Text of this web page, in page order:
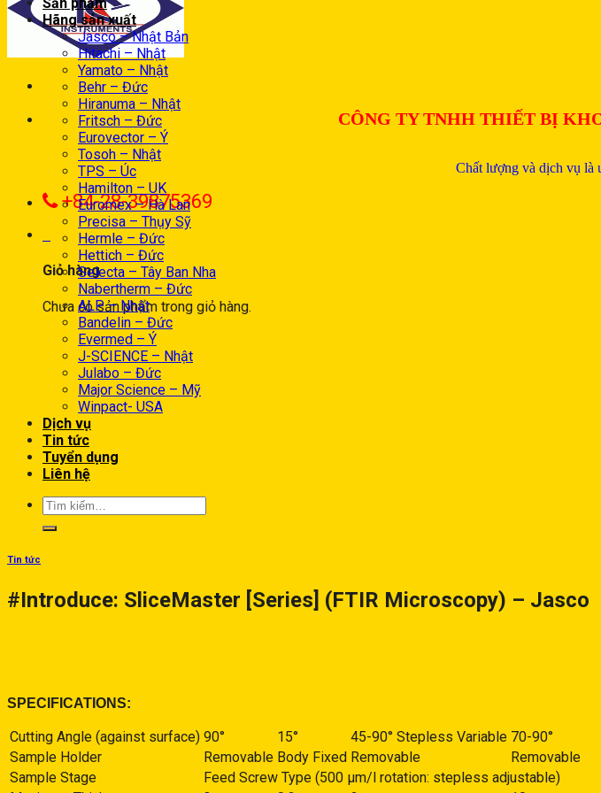
CÔNG TY TNHH THIẾT BỊ
Chất lượng và dịch vụ là
+84-28-39875369
Giỏ hàng
Chưa có sản phẩm trong giỏ hàng.
Hãng sản xuất
Jasco – Nhật Bản
Hitachi – Nhật
Yamato – Nhật
Behr – Đức
Hiranuma – Nhật
Fritsch – Đức
Eurovector – Ý
Tosoh – Nhật
TPS – Úc
Hamilton – UK
Euromex – Hà Lan
Precisa – Thụy Sỹ
Hermle – Đức
Hettich – Đức
Selecta – Tây Ban Nha
Nabertherm – Đức
ALP – Nhật
Bandelin – Đức
Evermed – Ý
J-SCIENCE – Nhật
Julabo – Đức
Major Science – Mỹ
Winpact- USA
Dịch vụ
Tin tức
Tuyển dụng
Liên hệ
Tin tức
#Introduce: SliceMaster [Series] (FTIR Microscopy) – Jasco
SPECIFICATIONS:
Cutting Angle (against surface) 90° 15° 45-90° Stepless Variable 70-90°
Sample Holder
Removable Body Fixed Removable
Removable
Sample Stage
Feed Screw Type (500 μm/l rotation: stepless adjustable)